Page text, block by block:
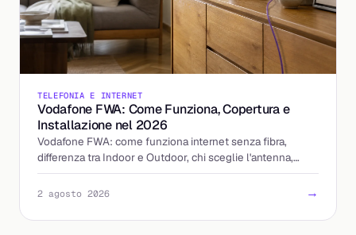
TELEFONIA E INTERNET
Vodafone FWA: Come Funziona, Copertura e
Installazione nel 2026
Vodafone FWA: come funziona internet senza fibra,
differenza tra Indoor e Outdoor, chi sceglie l'antenna,
tempi di installazione e costi aggiornati al 2026.
2 agosto 2026 →